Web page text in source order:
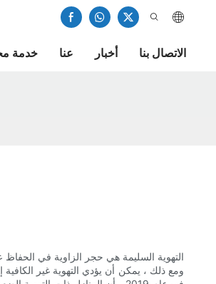
خدمة عنا أخبار الاتصال بنا
التهوية السليمة هي حجر الزاوية في الحفاظ
ومع ذلك ، يمكن أن يؤدي التهوية غير